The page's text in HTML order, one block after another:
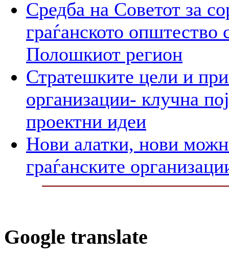
Средба на Советот за
граѓанското општество
Полошкиот регион
Стратешките цели и
организации- клучна
проектни идеи
Нови алатки, нови
граѓанските
Google translate